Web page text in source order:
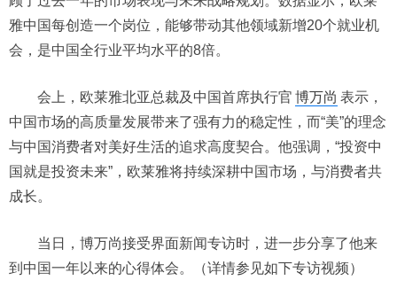
雅中国每创造一个岗位，能够带动其他领域新增20个就业机
会，是中国全行业平均水平的8倍。
会上，欧莱雅北亚总裁及中国首席执行官 博万尚 表示，
中国市场的高质量发展带来了强有力的稳定性，而“美”的理念
与中国消费者对美好生活的追求高度契合。他强调，“投资中
国就是投资未来”，欧莱雅将持续深耕中国市场，与消费者共
成长。
当日，博万尚接受界面新闻专访时，进一步分享了他来
到中国一年以来的心得体会。（详情参见如下专访视频）